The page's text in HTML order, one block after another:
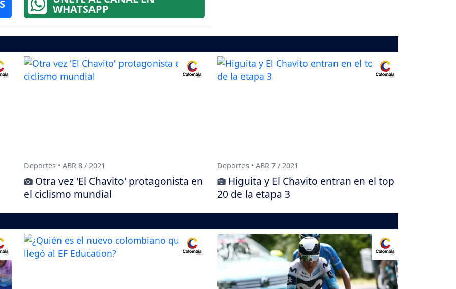
WHATSAPP
Deportes • ABR 8 / 2021
Otra vez 'El Chavito' protagonista en
el ciclismo mundial
Deportes • ABR 7 / 2021
Higuita y El Chavito entran en el top
20 de la etapa 3